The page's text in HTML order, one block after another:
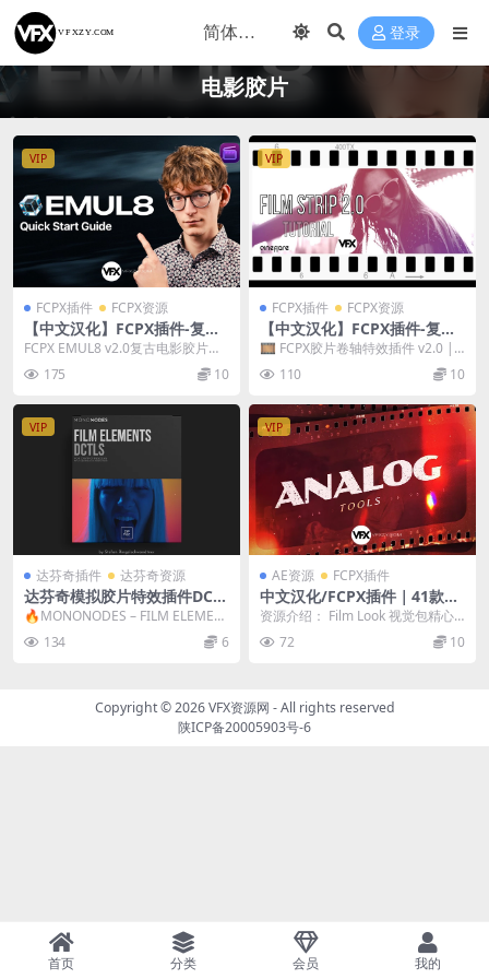
登录
电影胶片
VIP
FCPX插件 FCPX资源
【中文汉化】FCPX插件-复古
电影胶片模拟仿真视觉特效 E
FCPX EMUL8 v2.0复古电影胶片模
拟仿真视觉特效插件 EMUL8 是一...
175 10
VIP
FCPX插件 FCPX资源
【中文汉化】FCPX插件-复古
电影胶片卷轴幻灯片视觉动画
🎞️ FCPX胶片卷轴特效插件 v2.0 | 2
00+复古电影幻灯片动画预设 一...
110 10
VIP
达芬奇插件 达芬奇资源
达芬奇模拟胶片特效插件DCT
L节点预设Mononodes – Fil
m Elements v2 + 中文字幕教
程
🔥MONONODES – FILM ELEMEN
134 6
VIP
AE资源 FCPX插件
中文汉化/FCPX插件｜41款复
古电影胶片美学转场 & 视觉特
效字幕预设合集Film Look
资源介绍： Film Look 视觉包精心
模拟传统胶片的粗粝纹理、光晕、
烧片、撕...
72 10
Copyright © 2026VFX资源网 - All rights reserved
陕ICP备20005903号-6
首页 分类 会员 我的